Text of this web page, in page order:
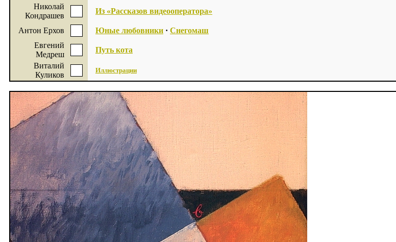
Николай
Кондрашев
Из «Рассказов видеооператора»
Антон Ерхов Юные любовники · Снегомаш
Евгений
Медреш
Путь кота
Виталий
Куликов
Иллюстрации